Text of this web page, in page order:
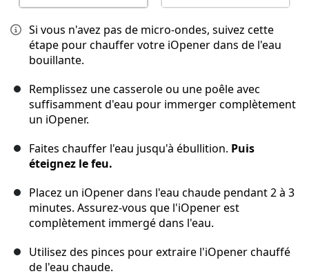
Si vous n'avez pas de micro-ondes, suivez cette
étape pour chauffer votre iOpener dans de l'eau
bouillante.
Remplissez une casserole ou une poêle avec
suffisamment d'eau pour immerger complètement
un iOpener.
Faites chauffer l'eau jusqu'à ébullition. Puis
éteignez le feu.
Placez un iOpener dans l'eau chaude pendant 2 à 3
minutes. Assurez-vous que l'iOpener est
complètement immergé dans l'eau.
Utilisez des pinces pour extraire l'iOpener chauffé
de l'eau chaude.